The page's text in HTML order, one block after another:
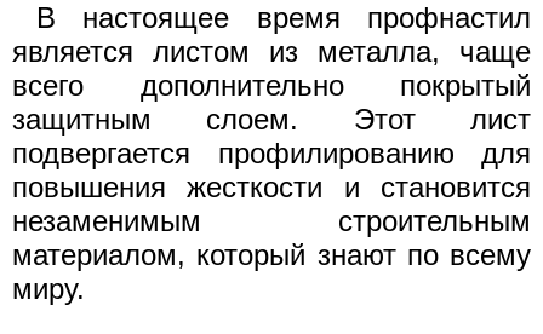
В настоящее время профнастил
является листом из металла, чаще
всего дополнительно покрытый
защитным слоем. Этот лист
подвергается профилированию для
повышения жесткости и становится
незаменимым строительным
материалом, который знают по всему
миру.